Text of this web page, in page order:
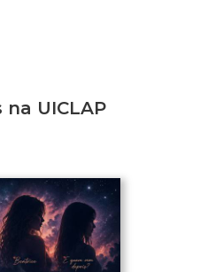
na UICLAP